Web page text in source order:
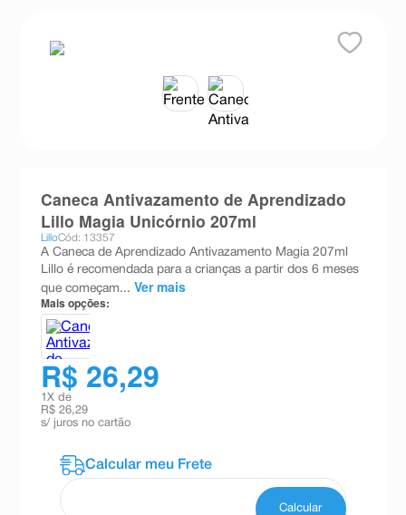
lenço umedecido
teste gravidez
10ºesmalte
Caneca Antivazamento de Aprendizado
Lillo Magia Unicórnio 207ml
LilloCód: 13357
A Caneca de Aprendizado Antivazamento Magia 207ml
Lillo é recomendada para a crianças a partir dos 6 meses
que começam... Ver mais
Mais opções:
R$ 26,29
1 X de
R$ 26,29
s/ juros no cartão